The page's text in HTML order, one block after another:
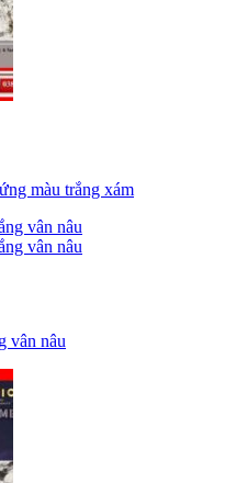
màu trắng xám
vân nâu